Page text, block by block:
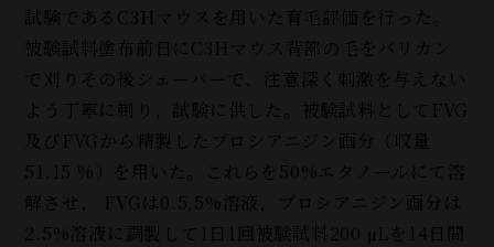
試験であるC3Hマウスを用いた育毛評価を行った。
被験試料塗布前日にC3Hマウス背部の毛をバリカン
で刈りその後シェーバーで、注意深く刺激を与えない
よう丁寧に剃り，試験に供した。被験試料としてFVG
及びFVGから精製したプロシアニジン画分（収量
51.15 %）を用いた。これらを50%エタノールにて溶
解させ， FVGは0.5,5%溶液，プロシアニジン画分は
2.5%溶液に調製して1日1回被験試料200 μLを14日間